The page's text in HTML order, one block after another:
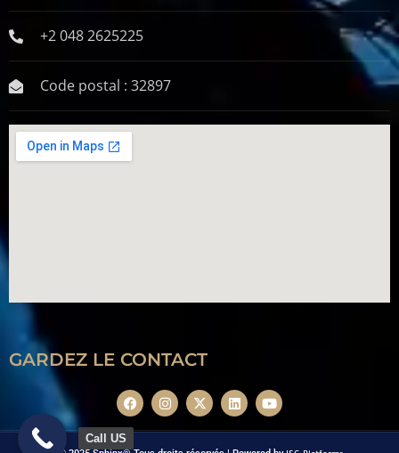
+2 048 2625225
Code postal : 32897
GARDEZ LE CONTACT
Call US